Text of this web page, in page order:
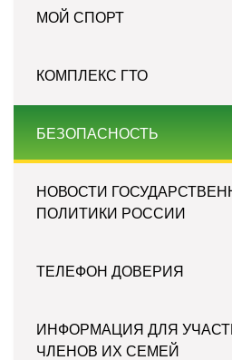
МОЙ СПОРТ
КОМПЛЕКС ГТО
БЕЗОПАСНОСТЬ
НОВОСТИ
ПОЛИТИКИ РОССИИ
ТЕЛЕФОН ДОВЕРИЯ
ИНФОРМАЦИЯ ДЛЯ
ЧЛЕНОВ ИХ СЕМЕЙ